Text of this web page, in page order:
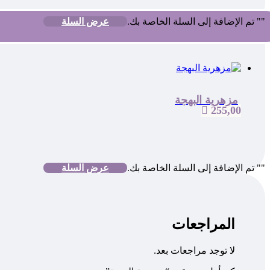
"" تم الإضافة إلى السلة الخاصة بك. عرض السلة
مزهرية البهجة
 255,00
"" تم الإضافة إلى السلة الخاصة بك. عرض السلة
المراجعات
لا توجد مراجعات بعد.